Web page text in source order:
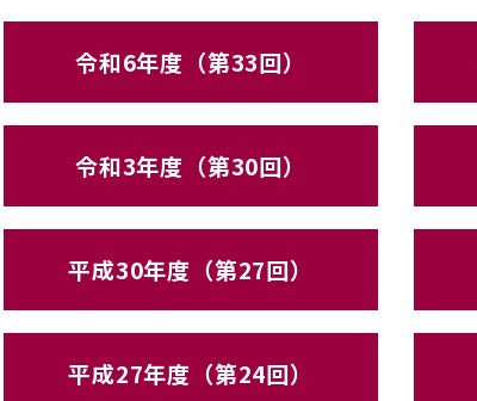
令和6年度（第33回）
令和3年度（第30回）
平成30年度（第27回）
平成27年度（第24回）